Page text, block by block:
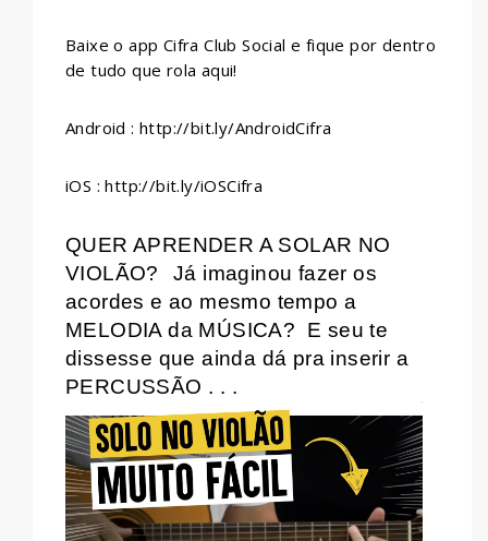
Baixe o app Cifra Club Social e fique por dentro
de tudo que rola aqui!
Android : http://bit.ly/AndroidCifra
iOS : http://bit.ly/iOSCifra
QUER APRENDER A SOLAR NO
VIOLÃO?
Já imaginou fazer os
acordes e ao mesmo tempo a
MELODIA da MÚSICA? E seu te
dissesse que ainda dá pra inserir a
PERCUSSÃO . . .